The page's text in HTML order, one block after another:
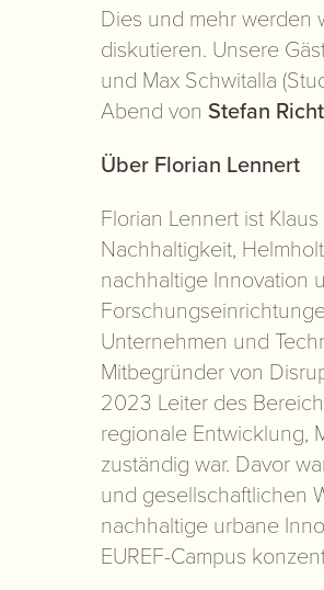
Dies und mehr werden
diskutieren. Unsere
und Max Schwitalla
Abend von Stefan
Über Florian Lennert
Florian Lennert ist
Nachhaltigkeit,
nachhaltige Innovation
Unternehmen und
Mitbegründer von
2023 Leiter des
regionale Entwicklung,
zuständig war. Davor
und gesellschaftlichen
nachhaltige urbane
EUREF-Campus